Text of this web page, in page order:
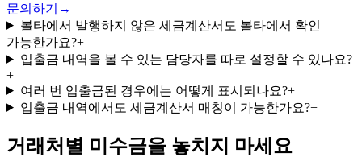
문의하기 →
볼타에서 발행하지 않은 세금계산서도 볼타에서 확인
가능한가요?+
입출금 내역을 볼 수 있는 담당자를 따로 설정할 수 있나요?
+
여러 번 입출금된 경우에는 어떻게 표시되나요?+
입출금 내역에서도 세금계산서 매칭이 가능한가요?+
거래처별 미수금을 놓치지 마세요